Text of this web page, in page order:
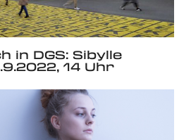
in DGS: Sibylle
14 Uhr